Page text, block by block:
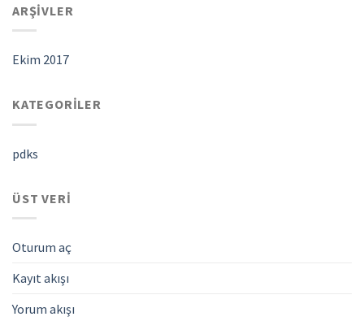
ARŞIVLER
Ekim 2017
KATEGORILER
pdks
ÜST VERI
Oturum aç
Kayıt akışı
Yorum akışı